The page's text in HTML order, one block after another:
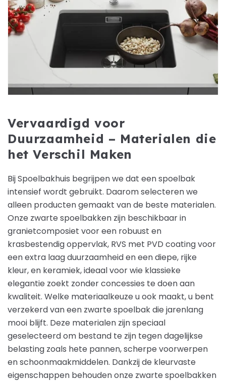
Vervaardigd voor
Duurzaamheid – Materialen die
het Verschil Maken
Bij Spoelbakhuis begrijpen we dat een spoelbak
intensief wordt gebruikt. Daarom selecteren we
alleen producten gemaakt van de beste materialen.
Onze zwarte spoelbakken zijn beschikbaar in
granietcomposiet voor een robuust en
krasbestendig oppervlak, RVS met PVD coating voor
een extra laag duurzaamheid en een diepe, rijke
kleur, en keramiek, ideaal voor wie klassieke
elegantie zoekt zonder concessies te doen aan
kwaliteit. Welke materiaalkeuze u ook maakt, u bent
verzekerd van een zwarte spoelbak die jarenlang
mooi blijft. Deze materialen zijn speciaal
geselecteerd om bestand te zijn tegen dagelijkse
belasting zoals hete pannen, scherpe voorwerpen
en schoonmaakmiddelen. Dankzij de kleurvaste
eigenschappen behouden onze zwarte spoelbakken